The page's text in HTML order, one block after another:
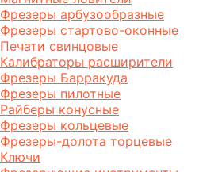
Фрезеры арбузообразные
Фрезеры стартово-оконные
Печати свинцовые
Калибраторы расширители
Фрезеры Барракуда
Фрезеры пилотные
Райберы конусные
Фрезеры кольцевые
Фрезеры-долота торцевые
Ключи